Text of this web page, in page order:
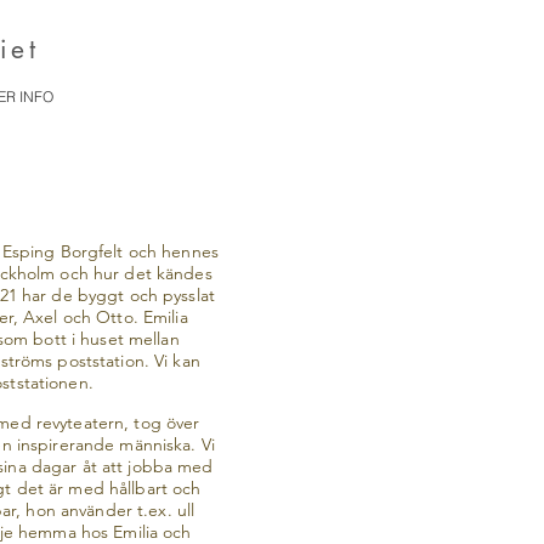
INFO
Borgfelt och hennes
och hur det kändes
har de byggt och pysslat
Axel och Otto. Emilia
bott i huset mellan
poststation. Vi kan
revyteatern, tog över
inspirerande människa. Vi
dagar åt att jobba med
det är med hållbart och
hon använder t.ex. ull
hemma hos Emilia och